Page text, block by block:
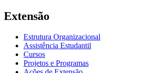
Extensão
Estrutura Organizacional
Assistência Estudantil
Cursos
Projetos e Programas